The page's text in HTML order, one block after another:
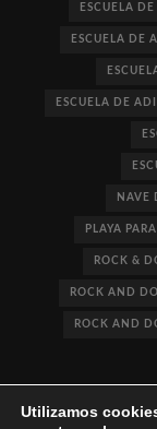
ESCUELA
ESCUELA DE
ESCUELA DE
NAVE
PLAYA
ROCK &
ROCK AND
ROCK AND
Utilizamos